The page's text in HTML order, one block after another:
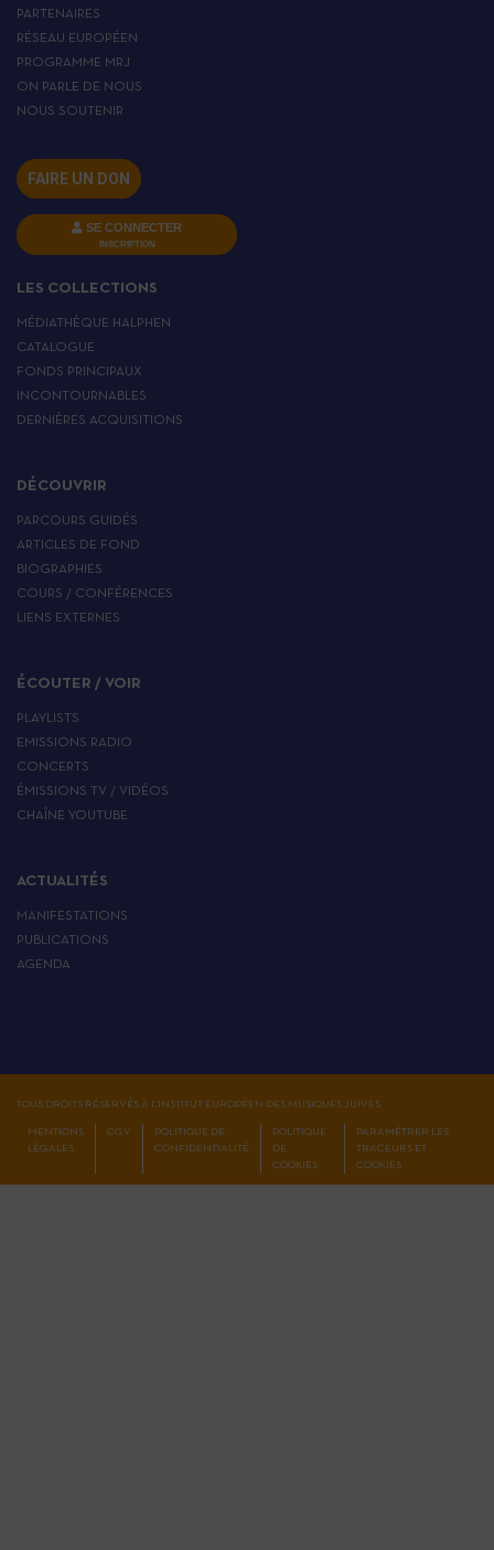
PARTENAIRES
RÉSEAU EUROPÉEN
PROGRAMME MRJ
ON PARLE DE NOUS
NOUS SOUTENIR
FAIRE UN DON
SE CONNECTER
INSCRIPTION
LES COLLECTIONS
MÉDIATHÈQUE HALPHEN
CATALOGUE
FONDS PRINCIPAUX
INCONTOURNABLES
DERNIÈRES ACQUISITIONS
DÉCOUVRIR
PARCOURS GUIDÉS
ARTICLES DE FOND
BIOGRAPHIES
COURS / CONFÉRENCES
LIENS EXTERNES
ÉCOUTER / VOIR
PLAYLISTS
EMISSIONS RADIO
CONCERTS
ÉMISSIONS TV / VIDÉOS
CHAÎNE YOUTUBE
ACTUALITÉS
MANIFESTATIONS
PUBLICATIONS
AGENDA
TOUS DROITS RÉSERVÉS À L'INSTITUT EUROPÉEN DES MUSIQUES JUIVES
MENTIONS
LÉGALES
CGV
POLITIQUE DE
CONFIDENTIALITÉ
POLITIQUE
DE
COOKIES
PARAMÉTRER LES
TRACEURS ET
COOKIES